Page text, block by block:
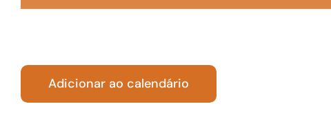
Para os negócios voltados aos serviços do setor de
turismo
Adicionar ao calendário